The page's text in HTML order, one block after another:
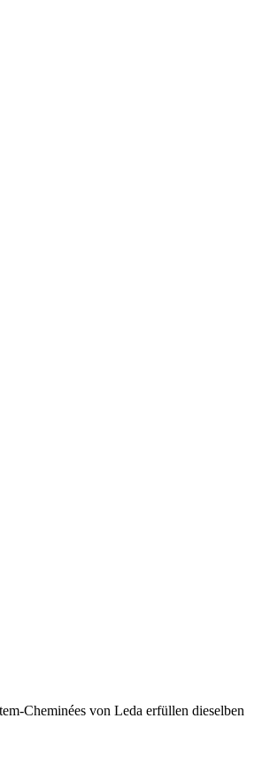
Cheminées von Leda erfüllen dieselben